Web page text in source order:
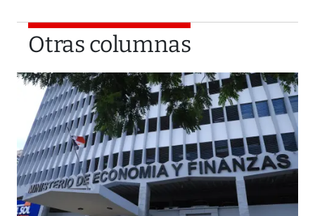
Otras columnas